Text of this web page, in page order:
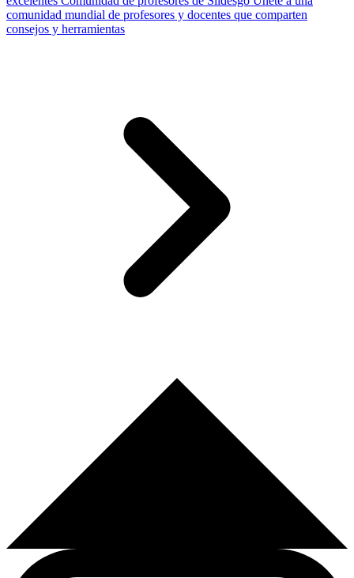
comunidad mundial de profesores y docentes que comparten
consejos y herramientas